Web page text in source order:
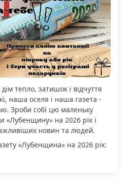
тепло, затишок і відчуття
наша оселя і наша газета -
Зроби собі цю маленьку
«Лубенщину» на 2026 рік і
новин та людей.
«Лубенщина» на 2026 рік: